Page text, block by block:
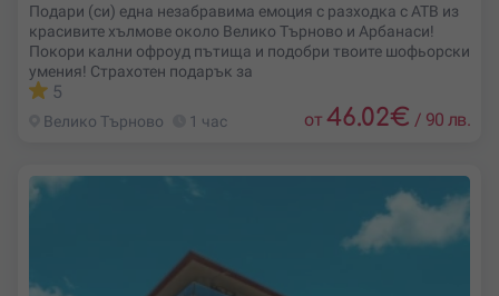
Подари (си) една незабравима емоция с разходка с АТВ из
красивите хълмове около Велико Търново и Арбанаси!
Покори кални офроуд пътища и подобри твоите шофьорски
умения! Страхотен подарък за
5
Велико Търново 1 час от 46.02€ / 90 лв.